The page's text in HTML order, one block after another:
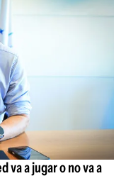
va a jugar o no va a